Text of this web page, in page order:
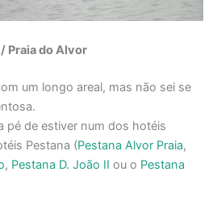
Praia do Alvor
um longo areal, mas não sei se
pé de estiver num dos hotéis
Pestana (Pestana Alvor Praia,
, Pestana D. João II ou o Pestana